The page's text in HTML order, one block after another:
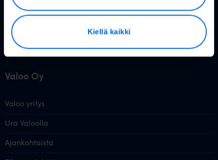
Kiellä kaikki
Taloyhtiöt
Yritykset
Wholesale
Valoo Oy
Valoo yritys
Ura Valoolla
Ajankohtaista